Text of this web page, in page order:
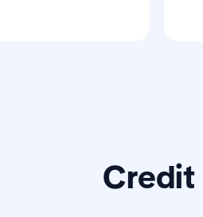
Credit